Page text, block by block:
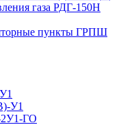
газа РДГ-150Н
пункты ГРПШ
У1
ГО